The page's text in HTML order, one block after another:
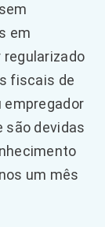
em
regularizado
fiscais de
empregador
são devidas
um mês